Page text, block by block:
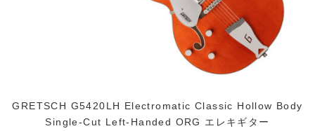
GRETSCH G5420LH Electromatic Classic Hollow Body
Single-Cut Left-Handed ORG エレキギター